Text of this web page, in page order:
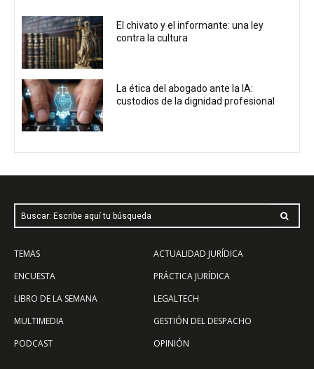
El chivato y el informante: una ley
contra la cultura
La ética del abogado ante la IA:
custodios de la dignidad profesional
Buscar: Escribe aquí tu búsqueda
TEMAS
ENCUESTA
LIBRO DE LA SEMANA
MULTIMEDIA
PODCAST
ACTUALIDAD JURÍDICA
PRÁCTICA JURÍDICA
LEGALTECH
GESTIÓN DEL DESPACHO
OPINIÓN